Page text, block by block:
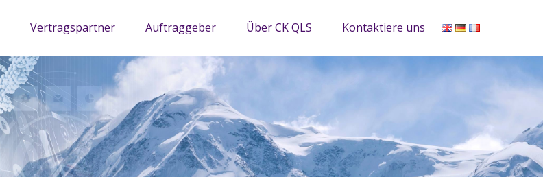
Vertragspartner Auftraggeber Über CK QLS Kontaktiere uns